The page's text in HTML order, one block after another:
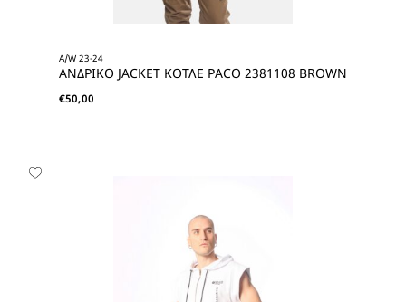
A/W 23-24
ΑΝΔΡΙΚΟ JACKET ΚΟΤΛΕ PACO 2381108 BROWN
€50,00